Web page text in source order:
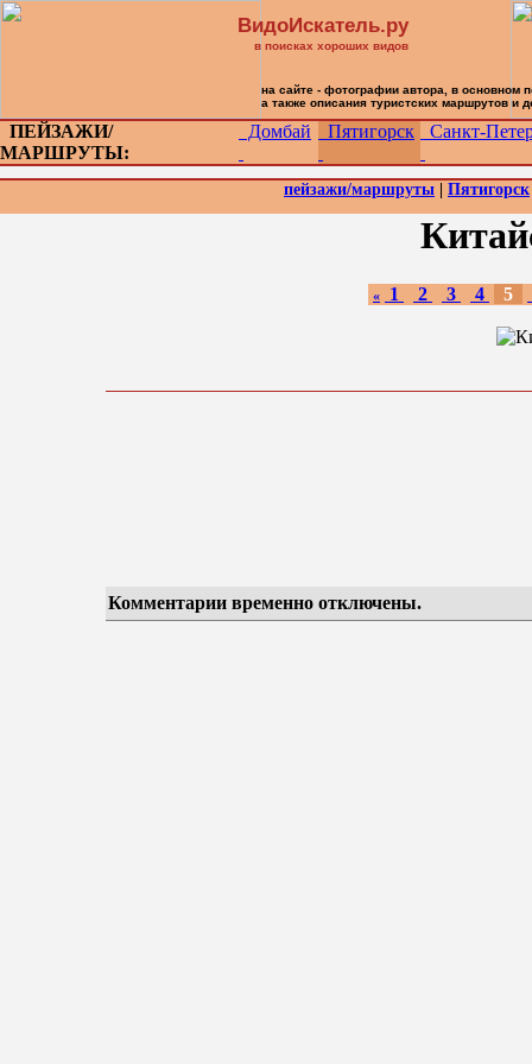
ПЕЙЗАЖИ/
МАРШРУТЫ:
Домбай Пятигорск Санкт-
пейзажи/маршруты Пятигорск
« 1 2 3 4 5
Комментарии временно отключены.
ВидоИскатель.ру
в поисках хороших видов
на сайте - фотографии автора, в основном
а также описания туристских маршрутов и